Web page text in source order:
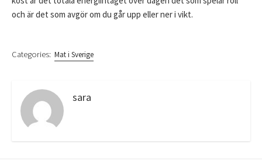
och är det som avgör om du går upp eller ner i vikt.
Categories: Mat i Sverige
sara